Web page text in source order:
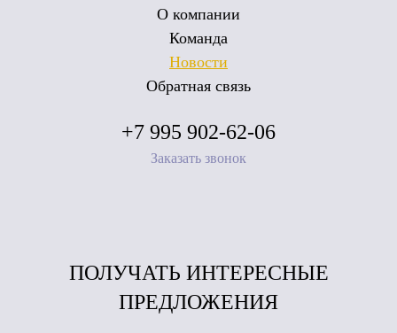
О компании
Команда
Новости
Обратная связь
+7 995 902-62-06
Заказать звонок
ПОЛУЧАТЬ ИНТЕРЕСНЫЕ
ПРЕДЛОЖЕНИЯ